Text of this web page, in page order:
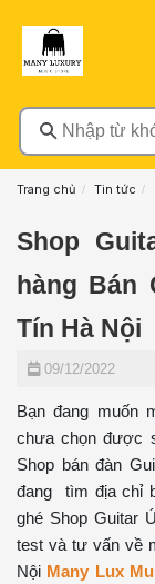
Nhập từ
Trang chủ Tin tức
Shop
hàng Bán
Tín Hà Nội
09/12/2022
Bạn đang muốn
chưa chọn được
Shop bán đàn
đang tìm địa chỉ
ghé Shop Guitar
test và tư vấn về
Nội Many Lux